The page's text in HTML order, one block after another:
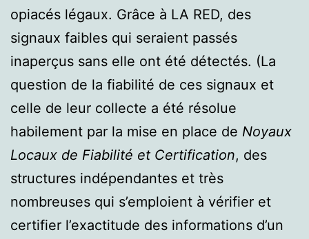
opiacés légaux. Grâce à LA RED, des
signaux faibles qui seraient passés
inaperçus sans elle ont été détectés. (La
question de la fiabilité de ces signaux et
celle de leur collecte a été résolue
habilement par la mise en place de Noyaux
Locaux de Fiabilité et Certification, des
structures indépendantes et très
nombreuses qui s’emploient à vérifier et
certifier l’exactitude des informations d’un